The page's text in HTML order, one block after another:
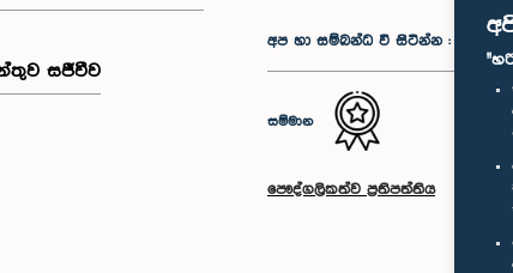
සජීවීව
අප හා සම්බන්ධ වී සිටින්න :
සම්මාන
පෞද්ගලිකත්ව ප්‍රතිපත්තිය